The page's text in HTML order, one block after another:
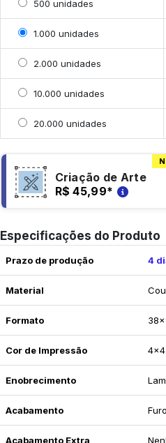
Selecionar 500 unidades
500 unidades
Selecionar 1000 unidades
1.000 unidades
Selecionar 2000 unidades
2.000 unidades
Selecionar 10000 unidades
10.000 unidades
Selecionar 20000 unidades
20.000 unidades
Criação de Arte
R$ 45,99*
Especificações do Produto
Prazo de produção 4
Material
Formato
Cor de Impressão 4x4
Enobrecimento
Acabamento
Acabamento Extra